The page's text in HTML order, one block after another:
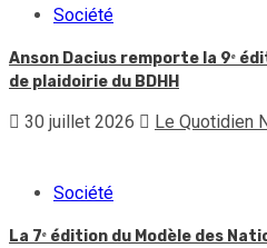
Société
Anson Dacius remporte la 9ᵉ
de plaidoirie du BDHH
30 juillet 2026 Le Quotidien
Société
La 7ᵉ édition du Modèle des